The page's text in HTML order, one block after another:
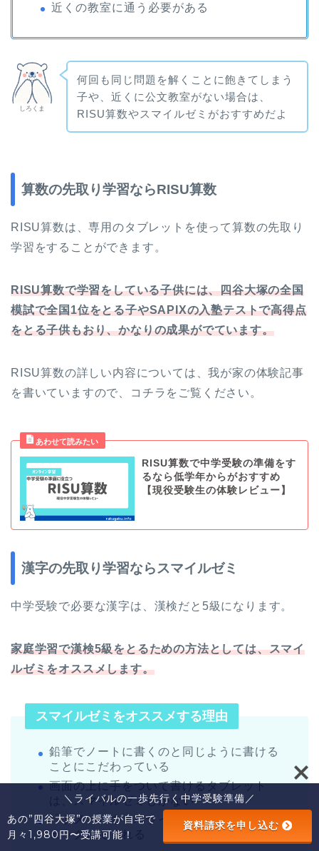
近くの教室に通う必要がある
しろくま
何回も同じ問題を解くことに飽きてしまう
子や、近くに公文教室がない場合は、
RISU算数やスマイルゼミがおすすめだよ
算数の先取り学習ならRISU算数
RISU算数は、専用のタブレットを使って算数の先取り
学習をすることができます。
RISU算数で学習をしている子供には、四谷大塚の全国
模試で全国1位をとる子やSAPIXの入塾テストで高得点
をとる子供もおり、かなりの成果がでています。
RISU算数の詳しい内容については、我が家の体験記事
を書いていますので、コチラをご覧ください。
RISU算数で中学受験の準備をす
るなら低学年からがおすすめ
【現役受験生の体験レビュー】
漢字の先取り学習ならスマイルゼミ
中学受験で必要な漢字は、漢検だと5級になります。
家庭学習で漢検5級をとるための方法としては、スマイ
ルゼミをオススメします。
スマイルゼミをオススメする理由
鉛筆でノートに書くのと同じように書ける
ことにこだわっている
画面の上に手をついて書けるタブレット
は、スマイルゼミしかない
「トメ・ハネ・ハライ」まで、きちんとチ
ェックしてくれる
＼ライバルの一歩先行く中学受験準備／
あの”四谷大塚”の授業が自宅で
月々1,980円〜受講可能！
資料請求を申し込む